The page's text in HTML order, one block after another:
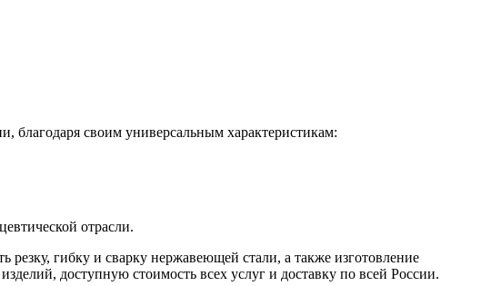
благодаря своим универсальным характеристикам:
отрасли.
резку, гибку и сварку нержавеющей стали, а также изготовление
доступную стоимость всех услуг и доставку по всей России.